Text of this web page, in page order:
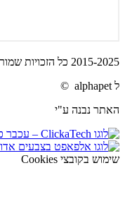
2015-2025 כל הזכויות שמורות
ל alphapet ©
האתר נבנה ע"י
שימוש בקובצי Cookies